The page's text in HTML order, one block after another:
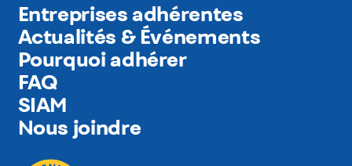
Entreprises adhérentes
Actualités & Événements
Pourquoi adhérer
FAQ
SIAM
Nous joindre